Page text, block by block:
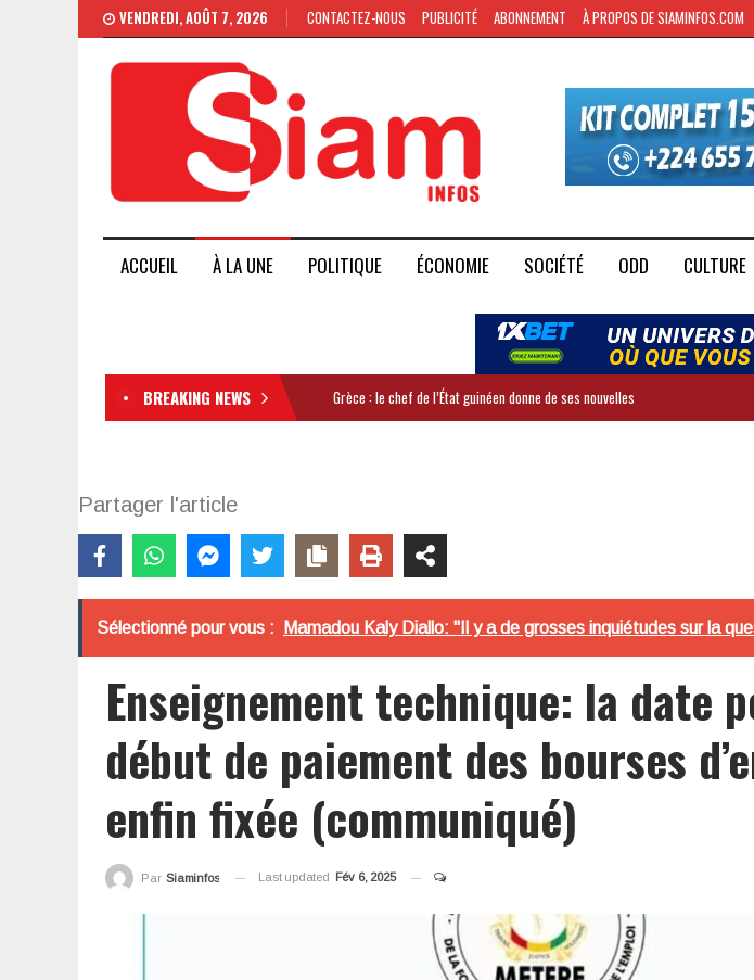
VENDREDI, AOÛT 7, 2026 CONTACTEZ-NOUS PUBLICITÉ ABONNEMENT À PROPOS DE SIAMINFOS.COM
ACCUEIL À LA UNE POLITIQUE ÉCONOMIE SOCIÉTÉ ODD CULTURE
BREAKING NEWS Grèce : le chef de l’État guinéen donne de ses nouvelles
Partager l'article
Sélectionné pour vous : Mamadou Kaly Diallo: "Il y a de grosses inquiétudes sur la
Enseignement technique: la date
début de paiement des bourses
enfin fixée (communiqué)
Par Siaminfos Last updated Fév 6, 2025